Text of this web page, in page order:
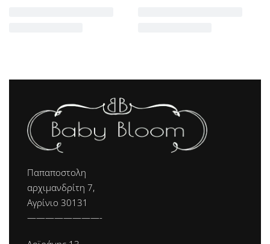
Παπαποστολη
αρχιμανδρίτη 7,
Αγρίνιο 30131
————————-